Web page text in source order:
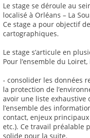
Le stage se déroule au
localisé à Orléans – La
Ce stage a pour objectif
cartographiques.
Le stage s’articule en
Pour l’ensemble du
- consolider les données
la protection de
avoir une liste exhaustive
l’ensemble des
contact, enjeux
etc.). Ce travail préalable
solide pour la suite.